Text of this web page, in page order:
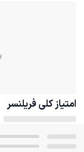
امتیاز کلی فریلنسر